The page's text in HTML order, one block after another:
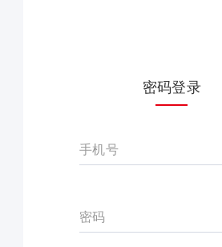
密码登录
手机号
密码